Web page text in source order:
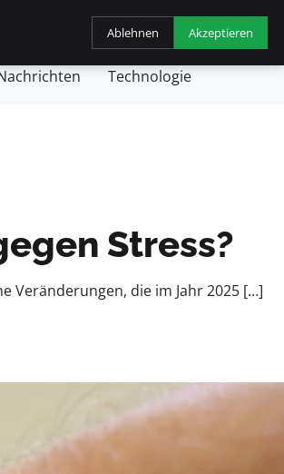
Nachricht
Technologie
Stress?
Veränderungen, die im Jahr 2025 […]
Ablehnen Akzeptieren